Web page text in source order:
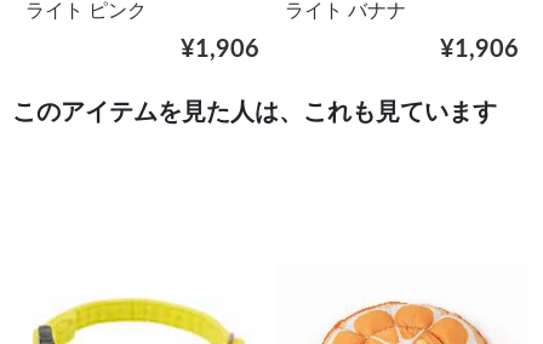
ライト ピンク
¥1,906
ライト バナナ
¥1,906
このアイテムを見た人は、これも見ています